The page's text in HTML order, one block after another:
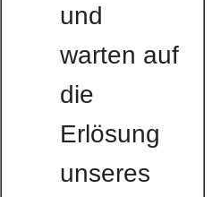
und
warten auf
die
Erlösung
unseres